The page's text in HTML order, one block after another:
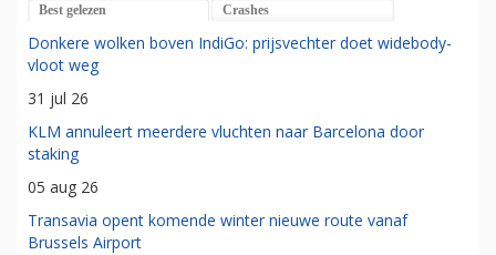
Best gelezen Crashes
Donkere wolken boven IndiGo: prijsvechter doet widebody-
vloot weg
31 jul 26
KLM annuleert meerdere vluchten naar Barcelona door
staking
05 aug 26
Transavia opent komende winter nieuwe route vanaf
Brussels Airport